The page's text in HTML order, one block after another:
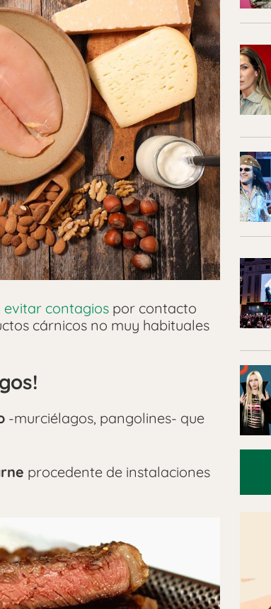
evitar contagios por contacto
cárnicos no muy habituales
-murciélagos, pangolines- que
procedente de instalaciones